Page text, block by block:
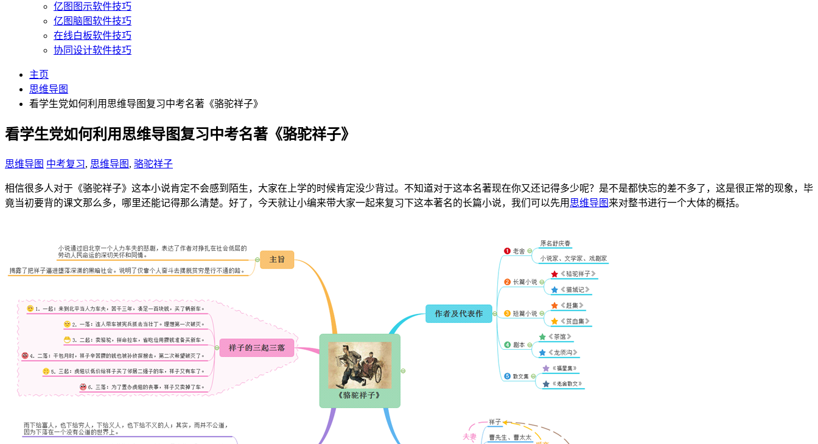
亿图图示软件技巧
亿图脑图软件技巧
在线白板软件技巧
协同设计软件技巧
主页
思维导图
看学生党如何利用思维导图复习中考名著《骆驼祥子》
看学生党如何利用思维导图复习中考名著《骆驼祥子》
思维导图 中考复习, 思维导图 , 骆驼祥子
相信很多人对于《骆驼祥子》这本小说肯定不会感到陌生，大家在上学的时候肯定没少背过。不知道对于这本名著现在你又还记得多少呢？是不是都快忘的差不多了，这是很正常的现象，毕
竟当初要背的课文那么多，哪里还能记得那么清楚。好了，今天就让小编来带大家一起来复习下这本著名的长篇小说，我们可以先用 思维导图 来对整书进行一个大体的概括。